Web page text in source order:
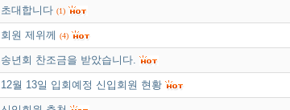
초대합니다 (1)
회원 제위께 (4)
송년회 찬조금을 받았습니다.
12월 13일 입회예정 신입회원 현황